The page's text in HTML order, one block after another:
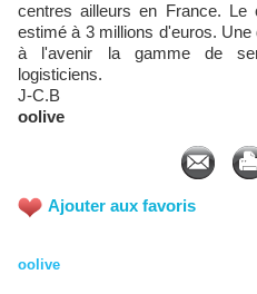
centres ailleurs en France.
estimé à 3 millions d'euros.
à l'avenir la gamme de
logisticiens.
J-C.B
oolive
Ajouter aux favoris
oolive